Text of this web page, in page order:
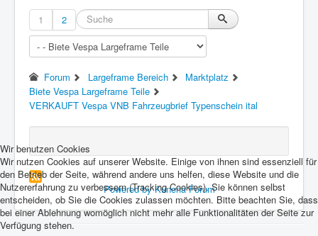
1 2
Forum Largeframe Bereich
Marktplatz
Biete Vespa Largeframe Teile
VERKAUFT Vespa VNB Fahrzeugbrief Typenschein ital
Powered by Kunena Forum
Wir benutzen Cookies
Wir nutzen Cookies auf unserer Website. Einige von ihnen sind essenziell für
den Betrieb der Seite, während andere uns helfen, diese Website und die
Nutzererfahrung zu verbessern (Tracking Cookies). Sie können selbst
entscheiden, ob Sie die Cookies zulassen möchten. Bitte beachten Sie, dass
bei einer Ablehnung womöglich nicht mehr alle Funktionalitäten der Seite zur
Verfügung stehen.